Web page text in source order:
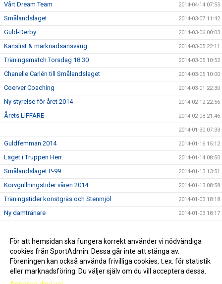
Vårt Dream Team 2014-04-14 07:55
Smålandslaget 2014-03-07 11:42
Guld-Derby 2014-03-06 00:03
Kanslist & marknadsansvarig 2014-03-05 22:11
Träningsmatch Torsdag 18.30 2014-03-05 10:52
Chanelle Carlén till Smålandslaget 2014-03-05 10:00
Coerver Coaching 2014-03-01 22:30
Ny styrelse för året 2014 2014-02-12 22:56
Årets LIFFARE 2014-02-08 21:46
2014-01-30 07:33
Guldfemman 2014 2014-01-16 15:12
Läget i Truppen Herr. 2014-01-14 08:50
Smålandslaget P-99 2014-01-13 13:51
Korvgrillningstider våren 2014 2014-01-13 08:58
Träningstider konstgräs och Stenmjöl 2014-01-03 18:18
Ny damtränare 2014-01-03 18:17
Fantastiskt intresse för Bröderna Olsson Cup i år! 2013-11-12 15:37
Upphittat 2013-10-28 16:43
För att hemsidan ska fungera korrekt använder vi nödvändiga
cookies från SportAdmin. Dessa går inte att stänga av.
Föreningen kan också använda frivilliga cookies, t.ex. för statistik
eller marknadsföring. Du väljer själv om du vill acceptera dessa.